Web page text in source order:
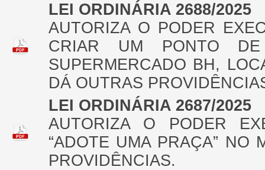
LEI ORDINÁRIA 2688/2025
AUTORIZA O PODER
CRIAR UM PONTO
SUPERMERCADO BH,
DÁ OUTRAS
LEI ORDINÁRIA 2687/2025
AUTORIZA O PODER
“ADOTE UMA PRAÇA” NO
PROVIDÊNCIAS.